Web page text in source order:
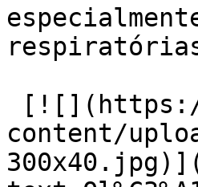
content/